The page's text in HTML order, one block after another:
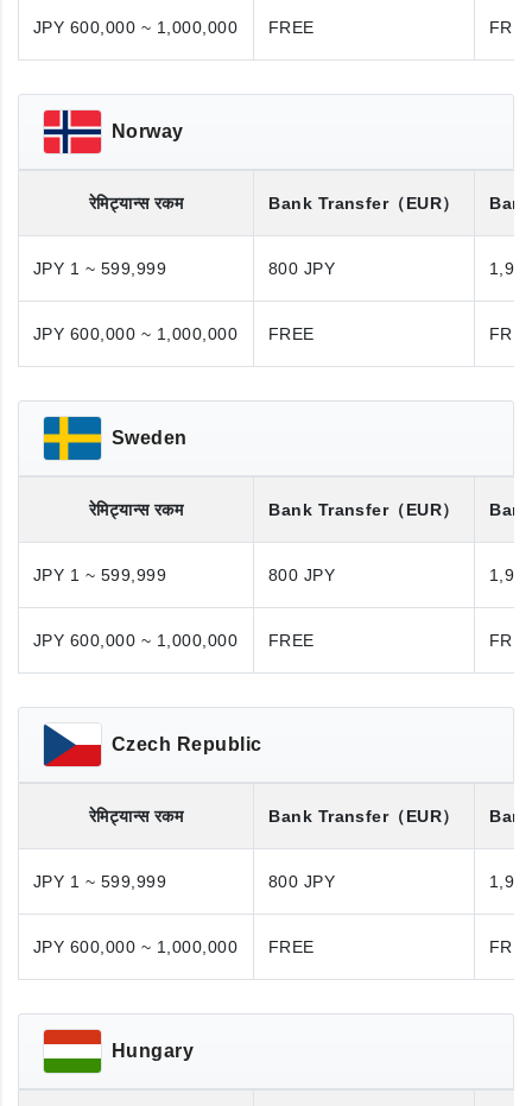
JPY 600,000 ~ 1,000,000 FREE
Norway
रेमिट्यान्स रकम Bank Transfer（EUR）
JPY 1 ~ 599,999 800 JPY
JPY 600,000 ~ 1,000,000 FREE
Sweden
रेमिट्यान्स रकम Bank Transfer（EUR）
JPY 1 ~ 599,999 800 JPY
JPY 600,000 ~ 1,000,000 FREE
Czech Republic
रेमिट्यान्स रकम Bank Transfer（EUR）
JPY 1 ~ 599,999 800 JPY
JPY 600,000 ~ 1,000,000 FREE
Hungary